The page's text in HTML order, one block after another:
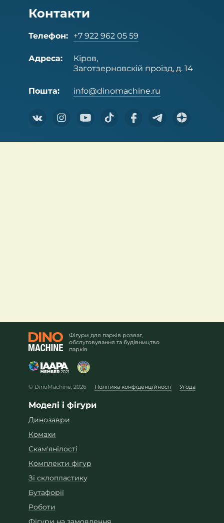
Контакти
Телефон: +7 922 962 05 59
Адреса:
Кіров,
Заготзерновскій проїзд, д. 14
Пошта: info@dinomachine.ru
Фігури для парків розваг,
обслуговування та будівництво
парків
© DinoMachine, 2026 Політика конфіденційності Угода
Моделі і фігури
Динозаври
Комахи
Скам'янілості
Комплекти фігур
Зі склопластику
Бутафорії
Роботи